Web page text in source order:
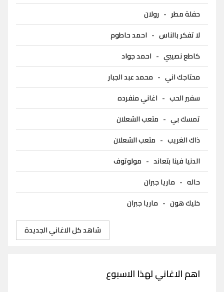
حفلة مطر - رولان
لا تفكر بالناس - احمد حاطوم
كاطع نصيبي - احمد جواد
محتاجك اني - محمد عبد الجبار
سفير الحب - اغاني منفرده
تمسك بي - متعب الشعلان
ذاك الغريب - متعب الشعلان
الدنيا فينا بتعاند - مولوتوف
حاله - ماريا جبران
خليك هون - ماريا جبران
شاهد كل الاغاني الجديدة
اهم الاغاني لهذا الاسبوع